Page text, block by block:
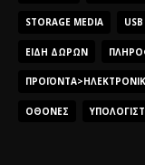
STORAGE MEDIA USB
ΕΊΔΗ ΔΏΡΩΝ
ΟΘΌΝΕΣ